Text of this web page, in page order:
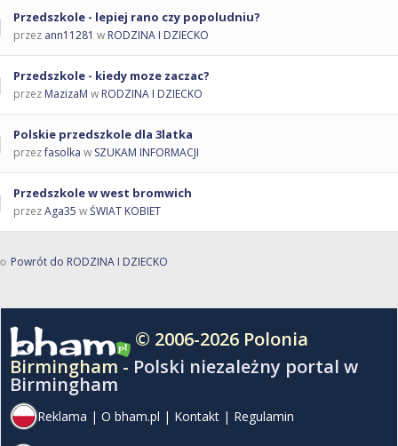
Przedszkole - lepiej rano czy popoludniu?
przez ann11281 w RODZINA I DZIECKO
Przedszkole - kiedy moze zaczac?
przez MazizaM w RODZINA I DZIECKO
Polskie przedszkole dla 3latka
przezfasolka w SZUKAM INFORMACJI
Przedszkole w west bromwich
przezAga35 wŚWIAT KOBIET
Powrót do RODZINA I DZIECKO
© 2006-2026 Polonia
Birmingham - Polski niezależny portal w
Birmingham
Reklama | O bham.pl | Kontakt | Regulamin